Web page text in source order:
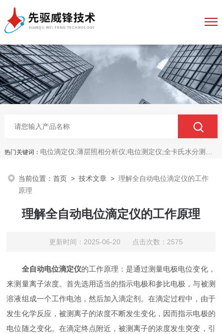
热门关键词： 电位滴定仪;薄层照相分析仪;电位测定仪;全卡氏水分测定仪;全自动永停滴定仪;菌落计数分析仪;抑菌圈测量仪;抑菌圈分析仪
当前位置：首页 >技术文章 >理解全自动电位滴定仪的工作
原理
理解全自动电位滴定仪的工作原理
更新时间：2025-06-20 点击次数：2575
全自动电位滴定仪的工作原理：是通过测量电极电位变化，
来测量离子浓度。首先选用适当的指示电极和参比电极，与被测
溶液组成一个工作电池，然后加入滴定剂。在滴定过程中，由于
发生化学反应，被测离子的浓度不断发生变化，因而指示电极的
电位随之变化。在滴定终点附近，被测离子的浓度发生突变，引